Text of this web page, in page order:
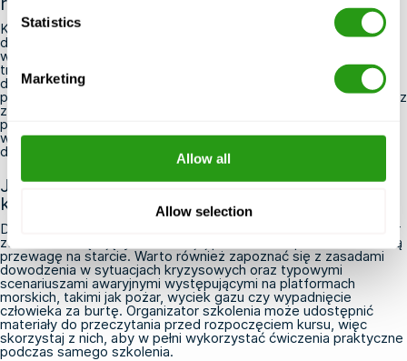
Statistics
Marketing
Allow all
Allow selection
Kurs ERTM uprawnia pracowników platform wiertniczych do
działania w ramach zespołu reagowania kryzysowego,
wykonywania poleceń i realizowania powierzonych zadań w
trakcie zdarzenia. Natomiast kurs ERTL uprawnia specjalistów
do kierowania i koordynowania pracą członków zespołu,
podejmowania kluczowych decyzji w sytuacjach stresowych oraz
zarządzania całością działań ratowniczych. Jeśli Twoja rola
polega na kierowaniu innymi w sytuacji kryzysowej, a nie na
wykonywaniu poleceń, kurs ERTL jest odpowiednim wyborem
dla Ciebie.
Jak należy się przygotować przed udziałem w
kursie OPITO ERTL?
Dobra znajomość planu reagowania kryzysowego oraz procedur
zbiórki obowiązujących na Twojej platformie zapewni Ci znaczną
przewagę na starcie. Warto również zapoznać się z zasadami
dowodzenia w sytuacjach kryzysowych oraz typowymi
scenariuszami awaryjnymi występującymi na platformach
morskich, takimi jak pożar, wyciek gazu czy wypadnięcie
człowieka za burtę. Organizator szkolenia może udostępnić
materiały do przeczytania przed rozpoczęciem kursu, więc
skorzystaj z nich, aby w pełni wykorzystać ćwiczenia praktyczne
podczas samego szkolenia.